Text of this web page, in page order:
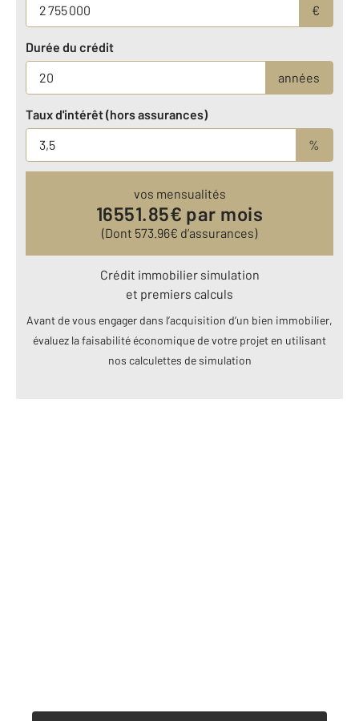
€
Durée du crédit
années
Taux d'intérêt (hors assurances)
%
vos mensualités
16551.85€ par mois
(Dont 573.96€ d’assurances)
Crédit immobilier simulation
et premiers calculs
Avant de vous engager dans l’acquisition d’un bien immobilier,
évaluez la faisabilité économique de votre projet en utilisant
nos calculettes de simulation